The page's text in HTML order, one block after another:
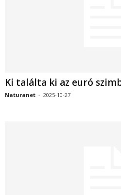
Ki találta ki az euró
Naturanet - 2025-10-27